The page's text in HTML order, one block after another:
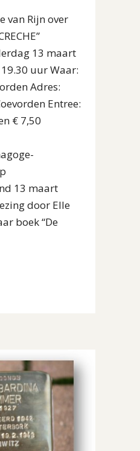
van Rijn over
13 maart
uur Waar:
Adres:
Entree:
€ 7,50
13 maart
door Elle
boek “De